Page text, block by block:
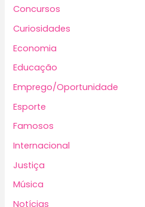
Concursos
Curiosidades
Economia
Educação
Emprego/Oportunidade
Esporte
Famosos
Internacional
Justiça
Música
Notícias